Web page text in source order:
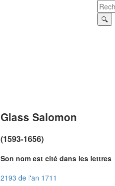
Glass Salomon
(1593-1656)
Son nom est cité dans les lettres
2193 de l'an 1711